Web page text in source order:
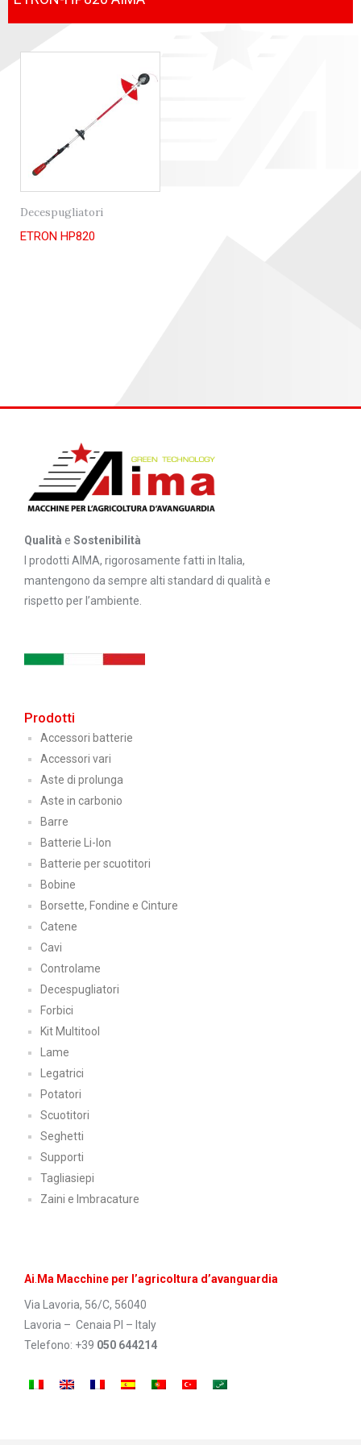
Decespugliatori
ETRON HP820
Qualità e Sostenibilità
I prodotti AIMA, rigorosamente fatti in Italia,
mantengono da sempre alti standard di qualità e
rispetto per l’ambiente.
Prodotti
Accessori batterie
Accessori vari
Aste di prolunga
Aste in carbonio
Barre
Batterie Li-Ion
Batterie per scuotitori
Bobine
Borsette, Fondine e Cinture
Catene
Cavi
Controlame
Decespugliatori
Forbici
Kit Multitool
Lame
Legatrici
Potatori
Scuotitori
Seghetti
Supporti
Tagliasiepi
Zaini e Imbracature
Ai Ma Macchine per l’agricoltura d’avanguardia
Via Lavoria, 56/C, 56040
Lavoria – Cenaia PI – Italy
Telefono: +39 050 644214